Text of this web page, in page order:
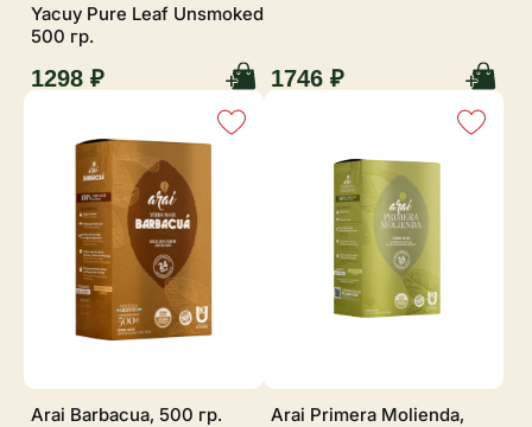
Yacuy Pure Leaf Unsmoked
500 гр.
1298 ₽ 1746 ₽
Arai Barbacua, 500 гр.
Arai Primera Molienda,